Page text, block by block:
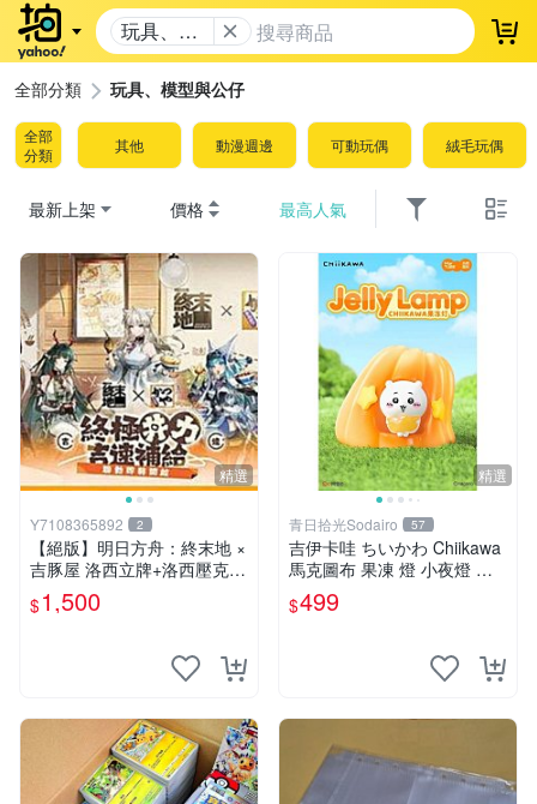
玩具、模
型與公仔
登
全部分類 玩具、模型與公仔
全部
分類
其他 動漫週邊 可動玩偶 絨毛玩偶
最新上架 價格 最高人氣
精選
Y7108365892 2
【絕版】明日方舟：終末地 ×
吉豚屋 洛西立牌+洛西壓克力
吊飾+洛西透卡
$1,500
精選
青日拾光Sodairo 57
吉伊卡哇 ちいかわ Chiikawa
馬克圖布 果凍 燈 小夜燈 吉
伊 烏薩奇
$499